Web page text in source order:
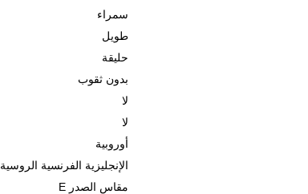
سمراء
طويل
حليقة
بدون ثقوب
لا
لا
أوروبية
الإنجليزية الفرنسية الروسية
مقاس الصدر E